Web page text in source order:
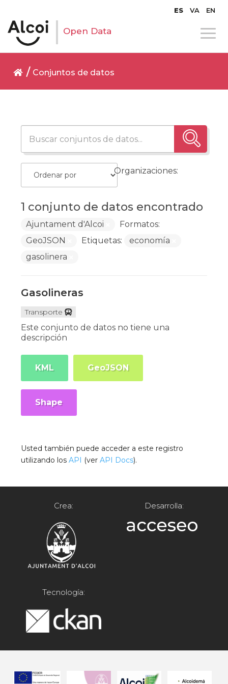
ES VA EN
Open Data
Conjuntos de datos
1 conjunto de datos encontrado
Organizaciones:
Ajuntament d'Alcoi
Formatos:
GeoJSON
Etiquetas:
economía
gasolinera
Gasolineras
Transporte
Este conjunto de datos no tiene una
descripción
KML GeoJSON
Shape
Usted también puede acceder a este registro
utilizando losAPI (verAPI Docs).
Crea: Desarrolla:
Tecnología: